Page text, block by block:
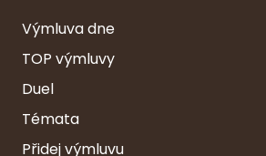
Výmluva dne
TOP výmluvy
Duel
Témata
Přidej výmluvu